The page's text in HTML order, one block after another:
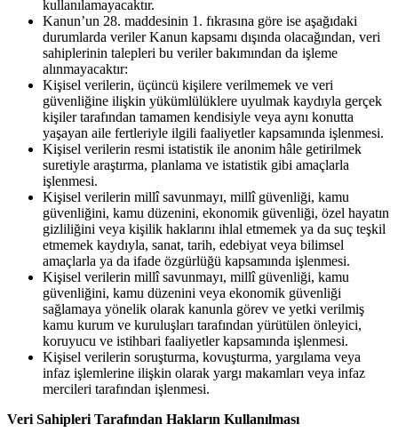
kullanılamayacaktır.
Kanun’un 28. maddesinin 1. fıkrasına göre ise aşağıdaki
durumlarda veriler Kanun kapsamı dışında olacağından, veri
sahiplerinin talepleri bu veriler bakımından da işleme
alınmayacaktır:
Kişisel verilerin, üçüncü kişilere verilmemek ve veri
güvenliğine ilişkin yükümlülüklere uyulmak kaydıyla gerçek
kişiler tarafından tamamen kendisiyle veya aynı konutta
yaşayan aile fertleriyle ilgili faaliyetler kapsamında işlenmesi.
Kişisel verilerin resmi istatistik ile anonim hâle getirilmek
suretiyle araştırma, planlama ve istatistik gibi amaçlarla
işlenmesi.
Kişisel verilerin millî savunmayı, millî güvenliği, kamu
güvenliğini, kamu düzenini, ekonomik güvenliği, özel hayatın
gizliliğini veya kişilik haklarını ihlal etmemek ya da suç teşkil
etmemek kaydıyla, sanat, tarih, edebiyat veya bilimsel
amaçlarla ya da ifade özgürlüğü kapsamında işlenmesi.
Kişisel verilerin millî savunmayı, millî güvenliği, kamu
güvenliğini, kamu düzenini veya ekonomik güvenliği
sağlamaya yönelik olarak kanunla görev ve yetki verilmiş
kamu kurum ve kuruluşları tarafından yürütülen önleyici,
koruyucu ve istihbari faaliyetler kapsamında işlenmesi.
Kişisel verilerin soruşturma, kovuşturma, yargılama veya
infaz işlemlerine ilişkin olarak yargı makamları veya infaz
mercileri tarafından işlenmesi.
Veri Sahipleri Tarafından Hakların Kullanılması